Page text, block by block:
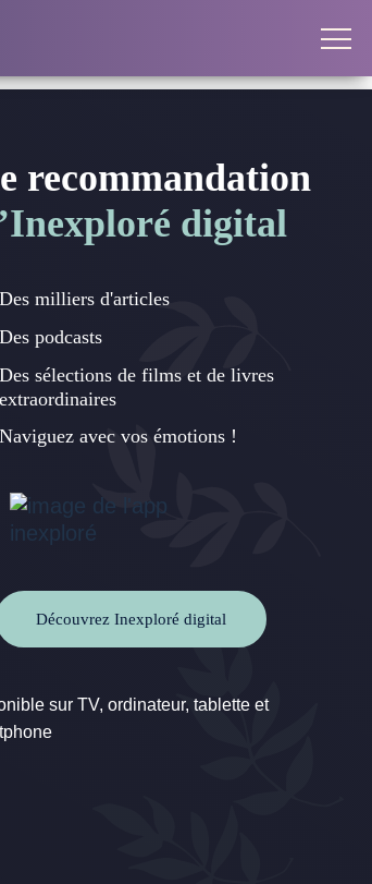
recommandation
digital
Des milliers d'articles
Des podcasts
Des sélections de films et de livres
extraordinaires
Naviguez avec vos émotions !
Découvrez Inexploré digital
sur TV, ordinateur, tablette et